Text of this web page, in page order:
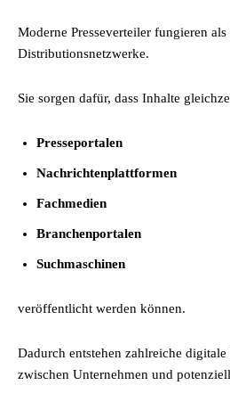
Moderne Presseverteiler fungieren
Distributionsnetzwerke.
Sie sorgen dafür, dass Inhalte
Presseportalen
Nachrichtenplattformen
Fachmedien
Branchenportalen
Suchmaschinen
veröffentlicht werden können.
Dadurch entstehen zahlreiche
zwischen Unternehmen und